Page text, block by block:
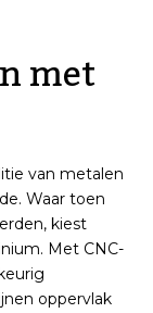
met
van metalen
Waar toen
kiest
Met CNC-
oppervlak